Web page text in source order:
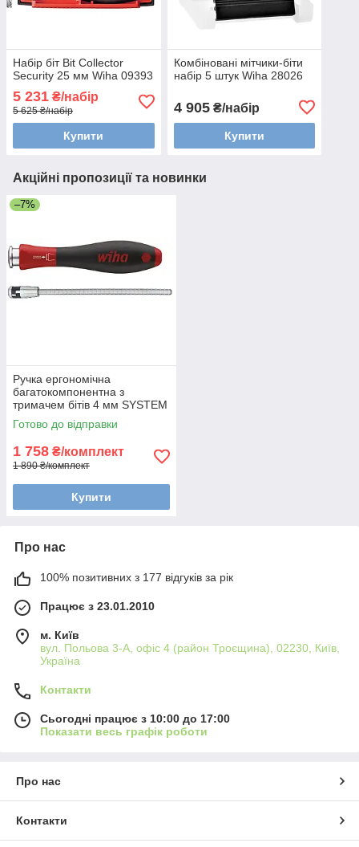
Набір біт Bit Collector
Security 25 мм Wiha 09393
5 231 ₴/набір
5 625 ₴/набір
Купити
Комбіновані мітчики-біти
набір 5 штук Wiha 28026
4 905₴/набір
Купити
Акційні пропозиції та новинки
–7%
Ручка ергономічна
багатокомпонентна з
тримачем бітів 4 мм SYSTEM
4 SoftFinish-telescopic Wiha
30374
Готово до відправки
1 758 ₴/комплект
1 890 ₴/комплект
Купити
Про нас
100% позитивних з 177 відгуків за рік
Працює з 23.01.2010
м. Київ
вул. Польова 3-А, офіс 4 (район Троєщина), 02230, Київ,
Україна
Контакти
Сьогодні працює з 10:00 до 17:00
Показати весь графік роботи
Про нас
Контакти